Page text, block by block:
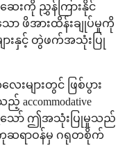
ေးကို ညွှန်ကြားနိုင်
ာ ဖိအားထိန်းချုပ်မှုကို
ားနှင့် တွဲဖက်အသုံးပြု
များတွင် ဖြစ်ပွား
accommodative
သို့သော် ဤအသုံးပြုမှုသည်
ကုဆရာဝန်မှ ဂရုတစိုက်